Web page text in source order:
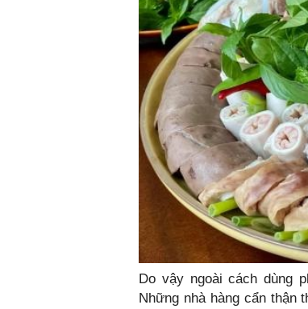
Do vậy ngoài cách dùng
Những nhà hàng cẩn thận